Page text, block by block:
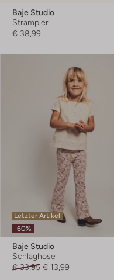
Baje Studio
Strampler
€ 38,99
Letzter Artikel
-60%
Baje Studio
Schlaghose
€ 33,95 € 13,99